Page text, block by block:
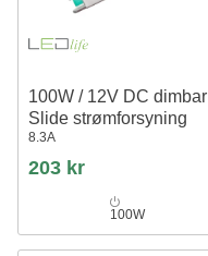
100W / 12V DC dimbar
Slide strømforsyning
8.3A
203 kr
100W